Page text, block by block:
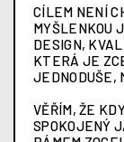
CÍLEM NENÍ
MYŠLENKOU
DESIGN,
KTERÁ JE
JEDNODUŠE,
VĚŘÍM, ŽE
SPOKOJENÝ